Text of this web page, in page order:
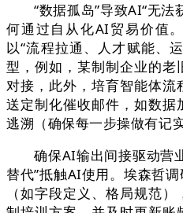
“数据孤岛”导致AI“无法
何通过自从化AI贸易价值
以“流程拉通、人才赋能、
型，例如，某制制企业的
对接，此外，培育智能体
送定制化催收邮件，如数
逃溯（确保每一步操做有记
确保AI输出间接驱动营业
替代”抵触AI使用。埃森哲
（如字段定义、格局规范